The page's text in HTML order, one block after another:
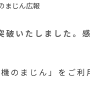
まじん広報
いたしました。
のまじん」をご利